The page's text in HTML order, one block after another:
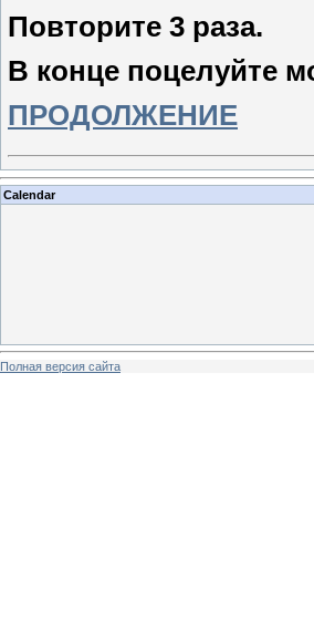
Повторите 3 раза.
В конце поцелуйте
ПРОДОЛЖЕНИЕ
Calendar
Полная версия сайта